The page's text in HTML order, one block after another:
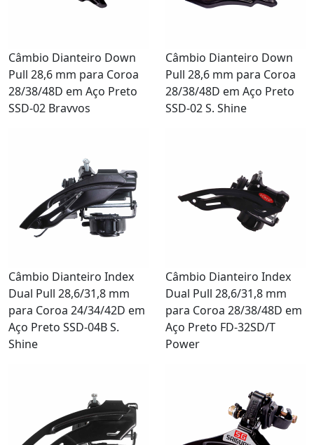
Câmbio Dianteiro Down
Pull 28,6 mm para Coroa
28/38/48D em Aço Preto
SSD-02 Bravvos
Câmbio Dianteiro Down
Pull 28,6 mm para Coroa
28/38/48D em Aço Preto
SSD-02 S. Shine
Câmbio Dianteiro Index
Dual Pull 28,6/31,8 mm
para Coroa 24/34/42D em
Aço Preto SSD-04B S.
Shine
Câmbio Dianteiro Index
Dual Pull 28,6/31,8 mm
para Coroa 28/38/48D em
Aço Preto FD-32SD/T
Power